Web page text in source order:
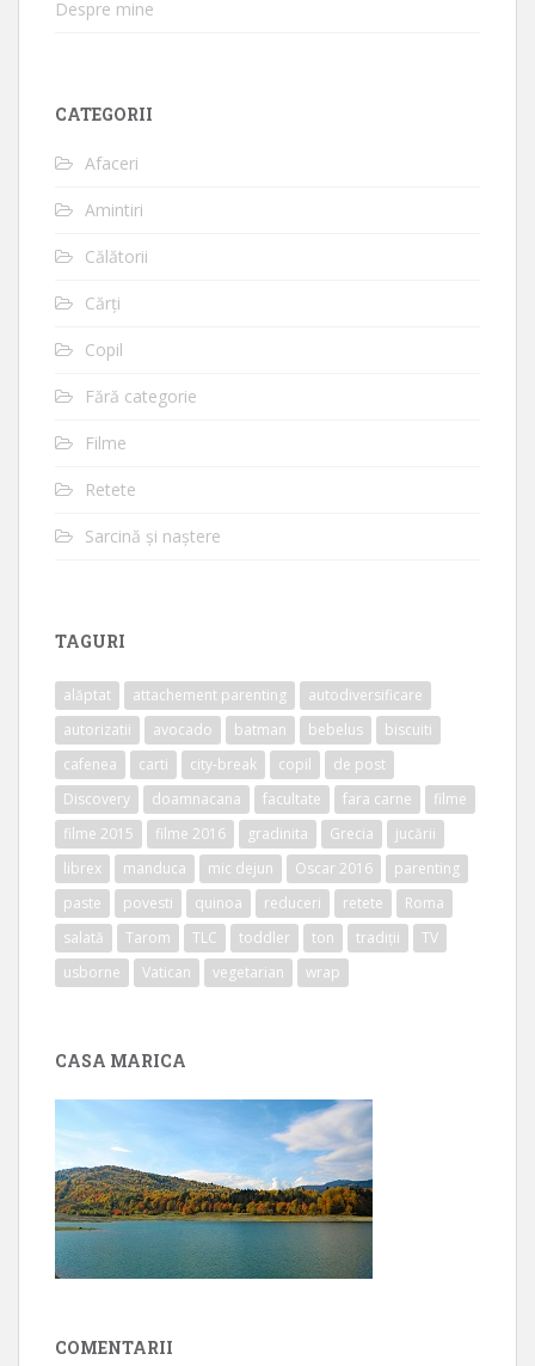
Despre mine
CATEGORII
Afaceri
Amintiri
Călătorii
Cărți
Copil
Fără categorie
Filme
Retete
Sarcină și naștere
TAGURI
alăptat attachement parenting
autodiversificare
autorizatii
avocado batman bebelus
biscuiti
cafenea
carti city-break copil
de post
Discovery
doamnacana facultate fara carne
filme
filme 2015
filme 2016 gradinita Grecia
jucării
librex
manduca mic dejun Oscar 2016
parenting
paste
povesti quinoa reduceri retete
Roma
salată
Tarom TLC toddler ton tradiții
TV
usborne
Vatican vegetarian wrap
CASA MARICA
COMENTARII